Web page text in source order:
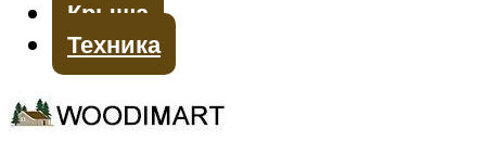
Крыша
Техника
Меню